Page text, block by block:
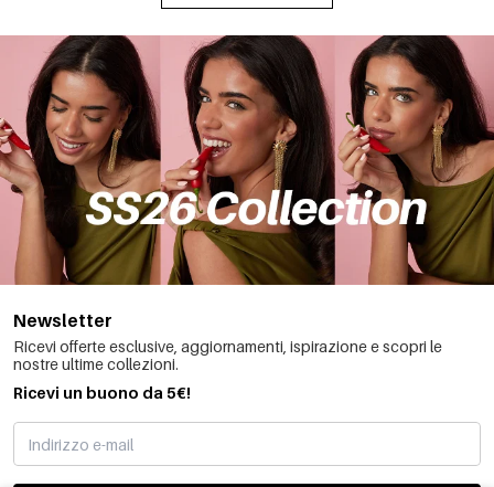
Newsletter
Ricevi offerte esclusive, aggiornamenti, ispirazione e scopri le
nostre ultime collezioni.
Ricevi un buono da 5€!